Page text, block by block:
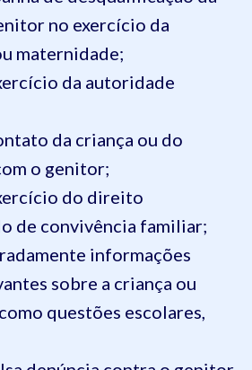
no exercício da
maternidade;
da autoridade
da criança ou do
o genitor;
do direito
de convivência familiar;
informações
sobre a criança ou
questões escolares,